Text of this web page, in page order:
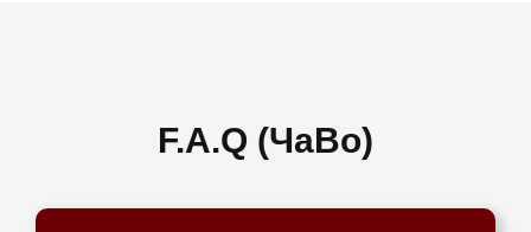
F.A.Q (ЧаВо)